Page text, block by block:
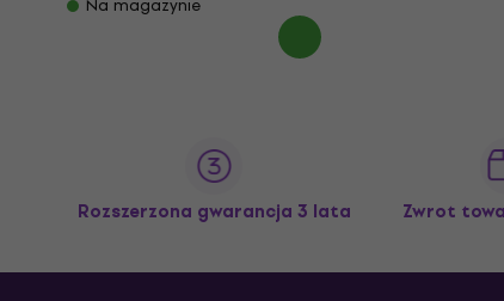
Na magazynie
Rozszerzona gwarancja 3 lata Zwrot